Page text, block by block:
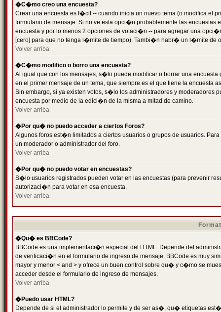
�C�mo creo una encuesta?
Crear una encuesta es f�cil -- cuando inicia un nuevo tema (o modifica el
formulario de mensaje. Si no ve esta opci�n probablemente las
encuesta y por lo menos 2 opciones de votaci�n -- para agregar una
[cero] para que no tenga l�mite de tiempo). Tambi�n habr� un l�mite de
Volver arriba
�C�mo modifico o borro una encuesta?
Al igual que con los mensajes, s�lo puede modificar o borrar una
en el primer mensaje de un tema, que siempre es el que tiene la encuesta
Sin embargo, si ya existen votos, s�lo los administradores y moderadores
encuesta por medio de la edici�n de la misma a mitad de camino.
Volver arriba
�Por qu� no puedo acceder a ciertos Foros?
Algunos foros est�n limitados a ciertos usuarios o grupos de usuarios.
un moderador o administrador del foro.
Volver arriba
�Por qu� no puedo votar en encuestas?
S�lo usuarios registrados pueden votar en las encuestas (para prevenir
autorizaci�n para votar en esa encuesta.
Volver arriba
�Qu� es BBCode?
BBCode es una implementaci�n especial del HTML. Depende del
de verificaci�n en el formulario de ingreso de mensaje. BBCode es muy
mayor y menor < and > y ofrece un buen control sobre qu� y c�mo se
acceder desde el formulario de ingreso de mensajes.
Volver arriba
�Puedo usar HTML?
Depende de si el administrador lo permite y de ser as�, qu� etiquetas